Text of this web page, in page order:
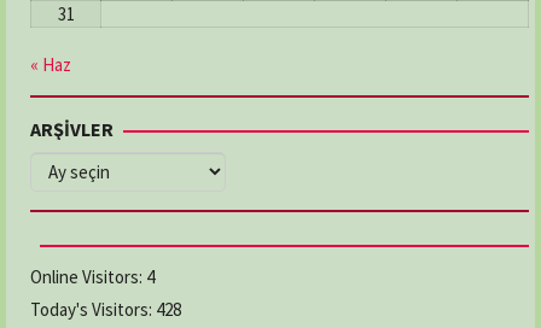
31
« Haz
ARŞİVLER
ARŞİVLER
Online Visitors: 4
Today's Visitors: 428